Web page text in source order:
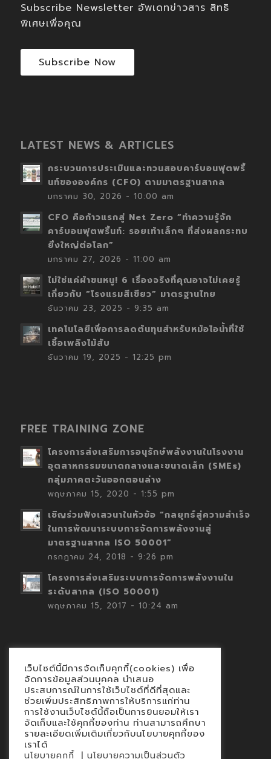
Subscribe Newsletter อัพเดทข่าวสาร สิทธิ
พิเศษเพื่อคุณ
Subscribe Now
LATEST NEWS & ARTICLES
กระบวนการประเมินและทวนสอบคาร์บอนฟุตพริ้
นท์ขององค์กร (CFO) ตามมาตรฐานสากล
มกราคม 30, 2026 - 10:00 am
CFO คือก้าวแรกสู่ Net Zero “ทำความรู้จัก
คาร์บอนฟุตพริ้นท์: รอยเท้าเล็กๆ ที่ส่งผลกระทบ
ยิ่งใหญ่ต่อโลก”
มกราคม 27, 2026 - 11:00 am
ไม่ใช่แค่ผ้าขนหนู! 6 เรื่องจริงที่คุณอาจไม่เคยรู้
เกี่ยวกับ “โรงแรมสีเขียว” มาตรฐานไทย
ธันวาคม 23, 2025 - 9:35 am
เทคโนโลยีเพื่อการลดต้นทุนสำหรับหม้อไอน้ำที่ใช้
เชื้อเพลิงไม้สับ
ธันวาคม 19, 2025 - 12:25 pm
FREE TRAINING ZONE
โครงการส่งเสริมการอนุรักษ์พลังงานในโรงงาน
อุตสาหกรรมขนาดกลางและขนาดเล็ก (SMEs)
กลุ่มภาคตะวันออกตอนล่าง
พฤษภาคม 15, 2020 - 1:55 pm
เชิญร่วมฟังเสวนาในหัวข้อ “กลยุทธ์สู่ความสำเร็จ
ในการพัฒนาระบบการจัดการพลังงานสู่
มาตรฐานสากล ISO 50001”
กรกฎาคม 24, 2018 - 9:26 pm
โครงการส่งเสริมระบบการจัดการพลังงานใน
ระดับสากล (ISO 50001)
พฤษภาคม 15, 2017 - 10:24 am
Contact
นโยบายคุกกี้
นโยบายข้อมูลส่วนบุคคล
เว็บไซต์นี้มีการจัดเก็บคุกกี้(cookies) เพื่อ
จัดการข้อมูลส่วนบุคคล นำเสนอ
ประสบการณ์ในการใช้เว็บไซต์ที่ดีที่สุดและ
ช่วยเพิ่มประสิทธิภาพการให้บริการแก่ท่าน
การใช้งานเว็บไซต์นี้ถือเป็นการยินยอมให้เรา
จัดเก็บและใช้คุกกี้ของท่าน ท่านสามารถศึกษา
รายละเอียดเพิ่มเติมเกี่ยวกับนโยบายคุกกี้ของ
เราได้
นโยบายคุกกี้ | นโยบายความเป็นส่วนตัว